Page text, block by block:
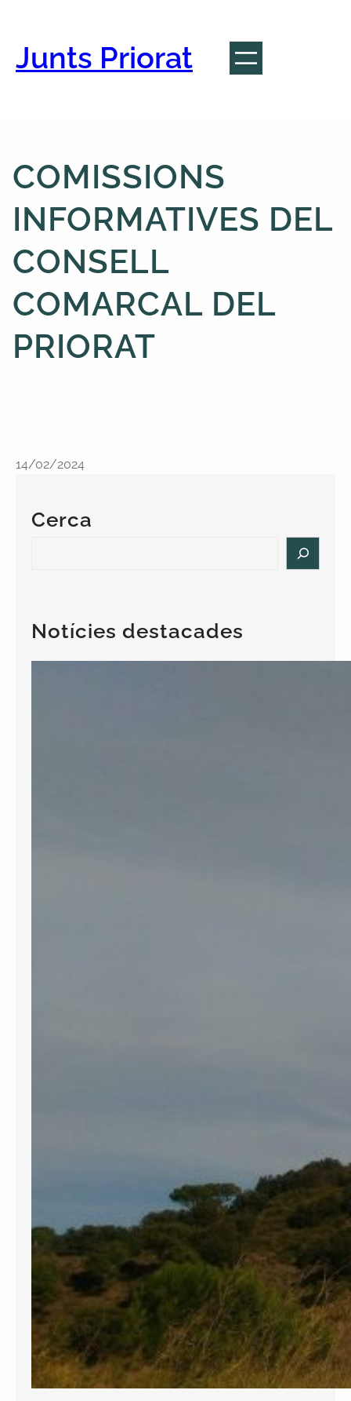
contingut
Junts Priorat
COMISSIONS
INFORMATIVES DEL
CONSELL
COMARCAL DEL
PRIORAT
14/02/2024
Cerca
hNotícies destacades